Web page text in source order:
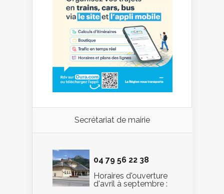
Secrétariat de mairie
04 79 56 22 38
Horaires d'ouverture
d'avril à septembre :